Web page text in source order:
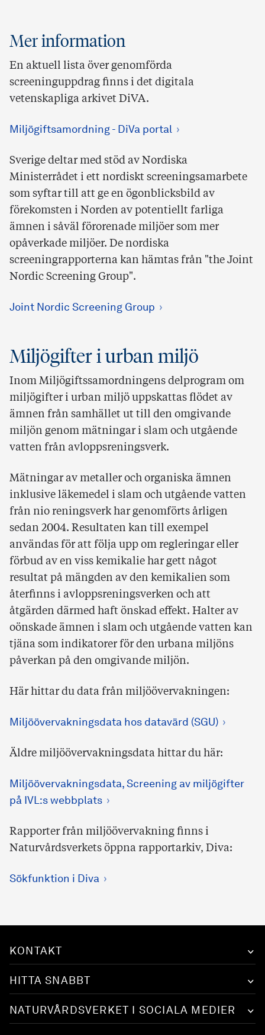
Mer information
En aktuell lista över genomförda
screeninguppdrag finns i det digitala
vetenskapliga arkivet DiVA.
Miljögiftsamordning - DiVa portal
Sverige deltar med stöd av Nordiska
Ministerrådet i ett nordiskt screeningsamarbete
som syftar till att ge en ögonblicksbild av
förekomsten i Norden av potentiellt farliga
ämnen i såväl förorenade miljöer som mer
opåverkade miljöer. De nordiska
screeningrapporterna kan hämtas från "the Joint
Nordic Screening Group".
Joint Nordic Screening Group
Miljögifter i urban miljö
Inom Miljögiftssamordningens delprogram om
miljögifter i urban miljö uppskattas flödet av
ämnen från samhället ut till den omgivande
miljön genom mätningar i slam och utgående
vatten från avloppsreningsverk.
Mätningar av metaller och organiska ämnen
inklusive läkemedel i slam och utgående vatten
från nio reningsverk har genomförts årligen
sedan 2004. Resultaten kan till exempel
användas för att följa upp om regleringar eller
förbud av en viss kemikalie har gett något
resultat på mängden av den kemikalien som
återfinns i avloppsreningsverken och att
åtgärden därmed haft önskad effekt. Halter av
oönskade ämnen i slam och utgående vatten kan
tjäna som indikatorer för den urbana miljöns
påverkan på den omgivande miljön.
Här hittar du data från miljöövervakningen:
Miljöövervakningsdata hos datavärd (SGU)
Äldre miljöövervakningsdata hittar du här:
Miljöövervakningsdata, Screening av miljögifter
på IVL:s webbplats
Rapporter från miljöövervakning finns i
Naturvårdsverkets öppna rapportarkiv, Diva:
Sökfunktion i Diva
KONTAKT
HITTA SNABBT
NATURVÅRDSVERKET I SOCIALA MEDIER